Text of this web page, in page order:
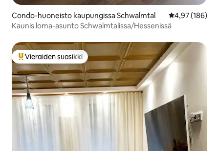
Condo-huoneisto kaupungissa Schwalmtal
4,97 (186)
Kaunis loma-asunto Schwalmtalissa/Hessenissä
Vieraiden suosikkien parhaimmistoa
Vieraiden suosikki